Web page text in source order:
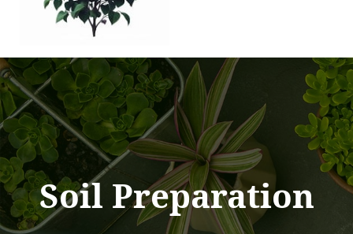
Soil Preparation